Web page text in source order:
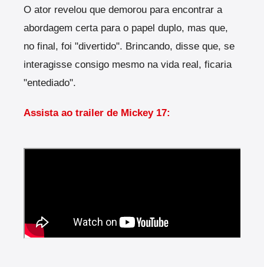
O ator revelou que demorou para encontrar a
abordagem certa para o papel duplo, mas que,
no final, foi "divertido". Brincando, disse que, se
interagisse consigo mesmo na vida real, ficaria
"entediado".
Assista ao trailer de Mickey 17: